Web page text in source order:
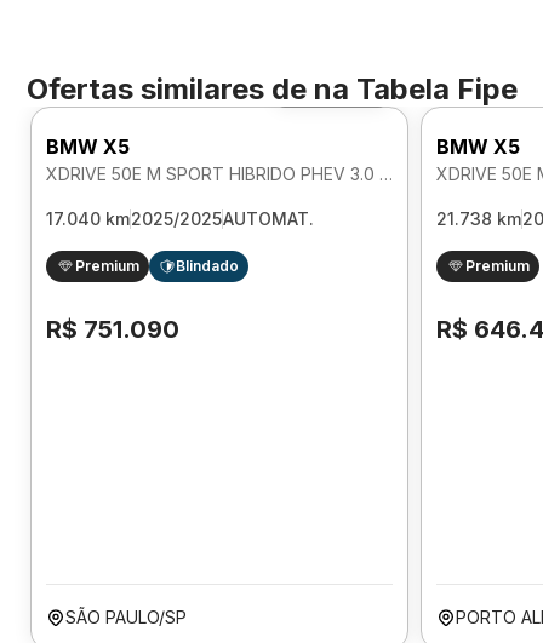
Ofertas similares de na Tabela Fipe
Foto 360º
BMW X5
XDRIVE 50E M SPORT HIBRIDO PHEV 3.0 AUTOMATICO
17.040 km2025/2025AUTOMAT.
Premium Blindado
R$ 751.090
SÃO PAULO/SP
BMW X5
21.738 km
Premium
R$
PORTO